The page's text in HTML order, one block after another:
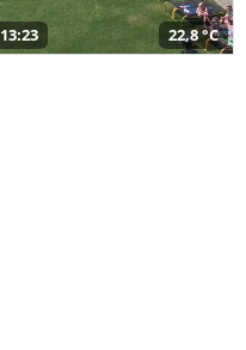
13:23 22,8 °C